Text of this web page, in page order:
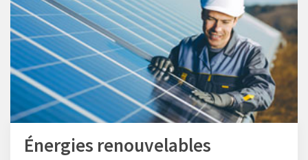
Énergies renouvelables